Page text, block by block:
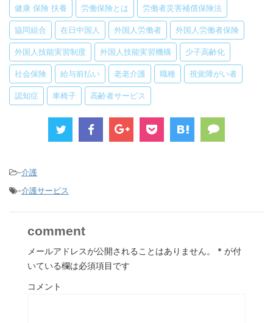
健康 保険 扶養 労働保険とは 労働者災害補償保険法
協同組合 在日中国人 外国人労働者 外国人労働者保険
外国人技能実習制度 外国人技能実習機構 少子高齢化
社会保険 給与前払い 老老介護 職種 視覚障がい者
認知症 車椅子 高齢者サービス
-介護
-介護サービス
comment
メールアドレスが公開されることはありません。 * が付
いている欄は必須項目です
コメント